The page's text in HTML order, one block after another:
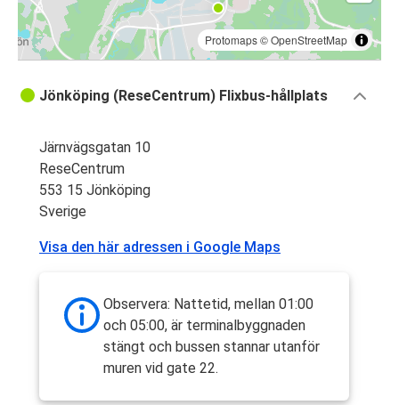
Protomaps©OpenStreetMap
Jönköping (ReseCentrum) Flixbus-hållplats
Järnvägsgatan 10
ReseCentrum
553 15 Jönköping
Sverige
Visa den här adressen i Google Maps
Observera: Nattetid, mellan 01:00
och 05:00, är terminalbyggnaden
stängt och bussen stannar utanför
muren vid gate 22.